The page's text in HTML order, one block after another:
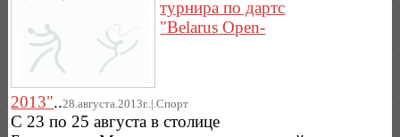
турнира по дартс
"Belarus Open-
2013"..28.августа.2013г..|.Спорт
С 23 по 25 августа в столице